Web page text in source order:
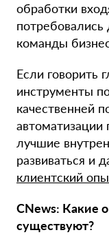
обработки
команды
Если говорить
инструменты
качественней
автоматизации
лучшие
развиваться и
клиентский
CNews: Какие
существуют?